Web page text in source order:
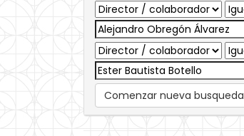
Comenzar nueva busqueda